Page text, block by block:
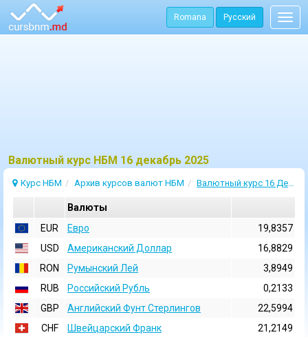
Romana Русский
Bалютный курс НБМ 16 декабрь 2025
Курс НБМ Архив курсов валют НБМ Валютный курс 16 Декабрь 2025
Валюты
EUR
Евро
19,8357
USD
Aмериканский Доллар
16,8829
RON
Румынский Лей
3,8949
RUB
Российский Рубль
0,2133
GBP
Английский Фунт Стерлингов
22,5994
CHF
Швейцарский Франк
21,2149